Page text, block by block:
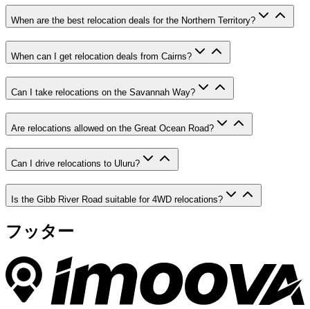
When are the best relocation deals for the Northern Territory?
When can I get relocation deals from Cairns?
Can I take relocations on the Savannah Way?
Are relocations allowed on the Great Ocean Road?
Can I drive relocations to Uluru?
Is the Gibb River Road suitable for 4WD relocations?
フッター